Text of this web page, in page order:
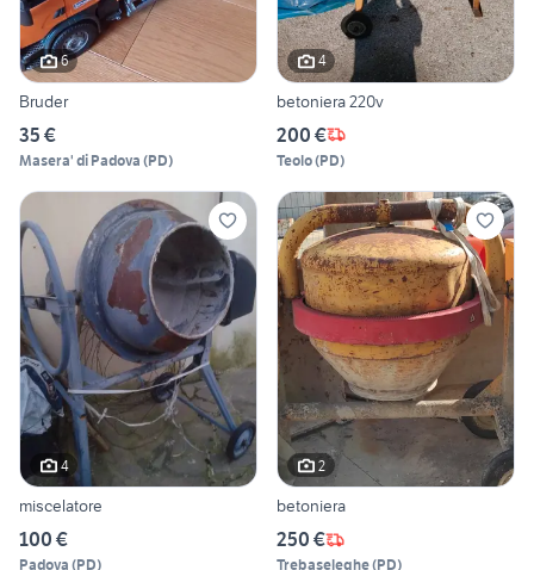
6
Bruder
35 €
Masera' di Padova (PD)
4
betoniera 220v
200 €
Teolo(PD)
4
miscelatore
100 €
Padova (PD)
2
betoniera
250 €
Trebaseleghe(PD)